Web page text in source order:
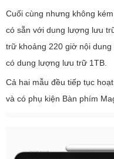
Cuối cùng nhưng không
có sẵn với dung lượng lưu
trữ khoảng 220 giờ nội dung
có dung lượng lưu trữ 1TB.
Cả hai mẫu đều tiếp tục
và có phụ kiện Bàn phím